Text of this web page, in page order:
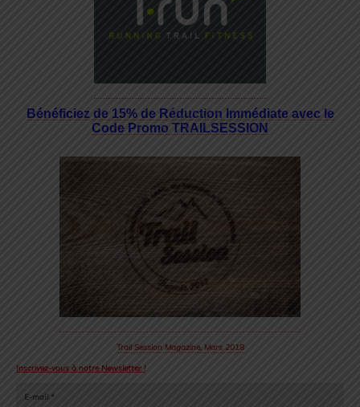
Bénéficiez de 15% de Réduction Immédiate avec le
Code Promo TRAILSESSION
Trail Session Magazine, Mars 2018
Inscrivez-vous à notre Newsletter !
E-mail *